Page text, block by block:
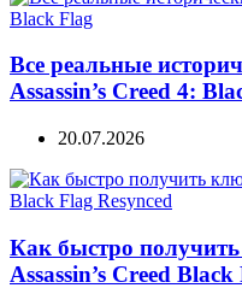
Все реальные
Assassin’s Creed 4:
20.07.2026
Как быстро
Assassin’s Creed